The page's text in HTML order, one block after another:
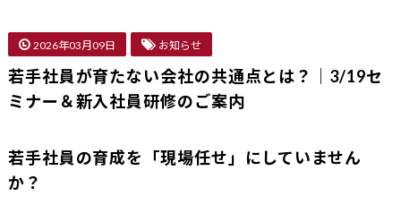
2026年03月09日 お知らせ
若手社員が育たない会社の共通点とは？｜3/19セ
ミナー＆新入社員研修のご案内
若手社員の育成を「現場任せ」にしていません
か？